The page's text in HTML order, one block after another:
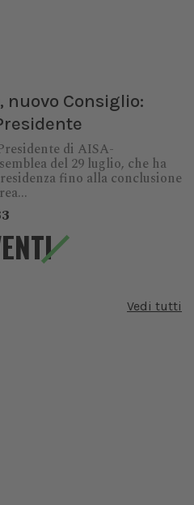
nuovo Consiglio:
di AISA-
del 29 luglio, che ha
fino alla conclusione
Vedi tutti